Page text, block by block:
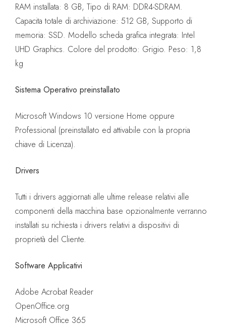
RAM installata: 8 GB, Tipo di RAM: DDR4-SDRAM.
Capacita totale di archiviazione: 512 GB, Supporto di
memoria: SSD. Modello scheda grafica integrata: Intel
UHD Graphics. Colore del prodotto: Grigio. Peso: 1,8
kg
Sistema Operativo preinstallato
Microsoft Windows 10 versione Home oppure
Professional (preinstallato ed attivabile con la propria
chiave di Licenza).
Drivers
Tutti i drivers aggiornati alle ultime release relativi alle
componenti della macchina base opzionalmente verranno
installati su richiesta i drivers relativi a dispositivi di
proprietà del Cliente.
Software Applicativi
Adobe Acrobat Reader
OpenOffice.org
Microsoft Office 365